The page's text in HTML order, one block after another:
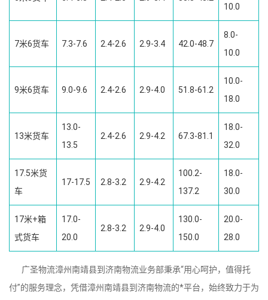
10.0
7米6货车 7.3-7.6 2.4-2.6 2.9-3.4 42.0-48.7
8.0-
10.0
9米6货车 9.0-9.6 2.4-2.6 2.9-4.0 51.8-61.2
10.0-
18.0
13米货车
13.0-
13.5
2.4-2.6 2.9-4.2 67.3-81.1
18.0-
32.0
17.5米货
车
17-17.5 2.8-3.2 2.9-4.2
100.2-
137.2
18.0-
30.0
17米+箱
式货车
17.0-
20.0
2.8-3.2 2.9-4.0
130.0-
150.0
20.0-
28.0
广圣物流漳州南靖县到济南物流业务部秉承“用心呵护，值得托
付”的服务理念，凭借漳州南靖县到济南物流的*平台，始终致力于为